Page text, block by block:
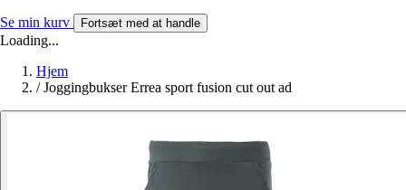
Se min kurv Fortsæt med at handle
Loading...
Hjem
/ Joggingbukser Errea sport fusion cut out ad